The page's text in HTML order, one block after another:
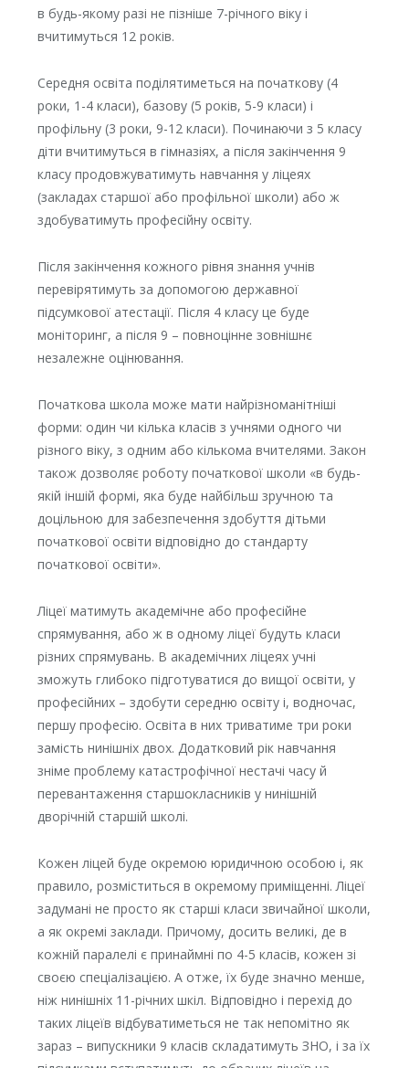
в будь-якому разі не пізніше 7-річного віку і
вчитимуться 12 років.
Середня освіта поділятиметься на початкову (4
роки, 1-4 класи), базову (5 років, 5-9 класи) і
профільну (3 роки, 9-12 класи). Починаючи з 5 класу
діти вчитимуться в гімназіях, а після закінчення 9
класу продовжуватимуть навчання у ліцеях
(закладах старшої або профільної школи) або ж
здобуватимуть професійну освіту.
Після закінчення кожного рівня знання учнів
перевірятимуть за допомогою державної
підсумкової атестації. Після 4 класу це буде
моніторинг, а після 9 – повноцінне зовнішнє
незалежне оцінювання.
Початкова школа може мати найрізноманітніші
форми: один чи кілька класів з учнями одного чи
різного віку, з одним або кількома вчителями. Закон
також дозволяє роботу початкової школи «в будь-
якій іншій формі, яка буде найбільш зручною та
доцільною для забезпечення здобуття дітьми
початкової освіти відповідно до стандарту
початкової освіти».
Ліцеї матимуть академічне або професійне
спрямування, або ж в одному ліцеї будуть класи
різних спрямувань. В академічних ліцеях учні
зможуть глибоко підготуватися до вищої освіти, у
професійних – здобути середню освіту і, водночас,
першу професію. Освіта в них триватиме три роки
замість нинішніх двох. Додатковий рік навчання
зніме проблему катастрофічної нестачі часу й
перевантаження старшокласників у нинішній
дворічній старшій школі.
Кожен ліцей буде окремою юридичною особою і, як
правило, розміститься в окремому приміщенні. Ліцеї
задумані не просто як старші класи звичайної школи,
а як окремі заклади. Причому, досить великі, де в
кожній паралелі є принаймні по 4-5 класів, кожен зі
своєю спеціалізацією. А отже, їх буде значно менше,
ніж нинішніх 11-річних шкіл. Відповідно і перехід до
таких ліцеїв відбуватиметься не так непомітно як
зараз – випускники 9 класів складатимуть ЗНО, і за їх